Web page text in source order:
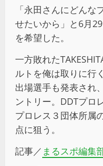
「永田さんにどん
せたいから」と6月
を希望した。
一方敗れた
ルトを俺は取りに行
出場選手も発表され
ントリー。DDTプロ
プロレス３団体所属
点に狙う。
記事／ まるスポ編集